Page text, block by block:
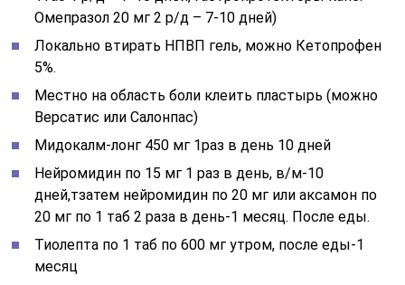
Омепразол 20 мг 2 р/д – 7-10 дней)
Локально втирать НПВП гель, можно Кетопрофен
5%.
Местно на область боли клеить пластырь (можно
Версатис или Салонпас)
Мидокалм-лонг 450 мг 1раз в день 10 дней
Нейромидин по 15 мг 1 раз в день, в/м-10
дней,тзатем нейромидин по 20 мг или аксамон по
20 мг по 1 таб 2 раза в день-1 месяц. После еды.
Тиолепта по 1 таб по 600 мг утром, после еды-1
месяц